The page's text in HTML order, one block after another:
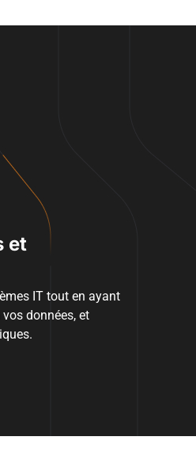
et
IT tout en ayant
données, et